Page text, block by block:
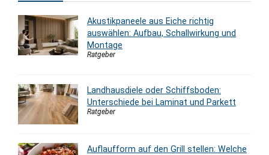
Akustikpaneele aus Eiche richtig
auswählen: Aufbau, Schallwirkung und
Montage
Ratgeber
Landhausdiele oder Schiffsboden:
Unterschiede bei Laminat und Parkett
Ratgeber
Auflaufform auf den Grill stellen: Welche